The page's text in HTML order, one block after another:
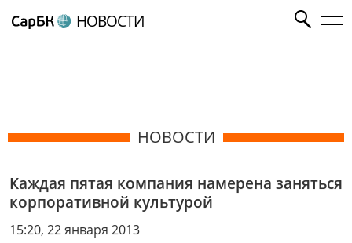
НОВОСТИ
НОВОСТИ
Каждая пятая компания намерена заняться
корпоративной культурой
15:20, 22 января 2013